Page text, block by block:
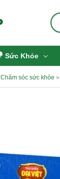
sản
Sức Khỏe
Chăm sóc sức khỏe »